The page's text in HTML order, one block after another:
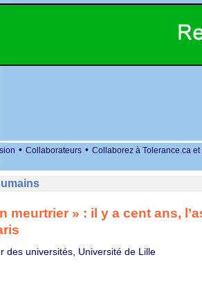
• Collaborateurs • Collaborez à Tolerance.ca
meurtrier » : il y a cent ans,
des universités, Université de Lille